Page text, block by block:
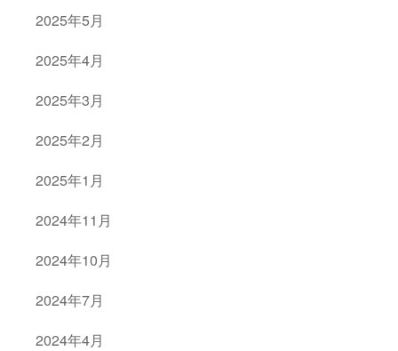
2025年5月
2025年4月
2025年3月
2025年2月
2025年1月
2024年11月
2024年10月
2024年7月
2024年4月